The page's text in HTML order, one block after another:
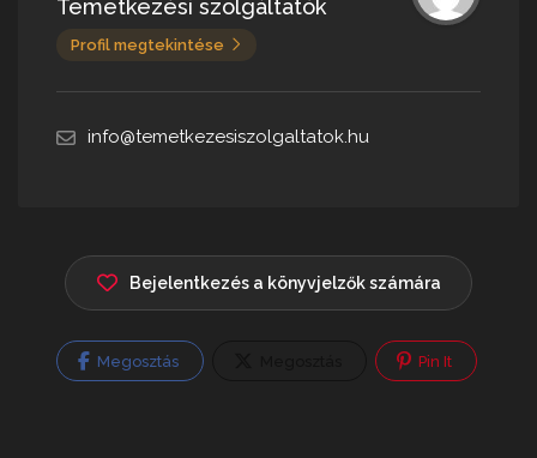
Temetkezési szolgáltatók
Profil megtekintése
info@temetkezesiszolgaltatok.hu
Bejelentkezés a könyvjelzők számára
Megosztás Pin It